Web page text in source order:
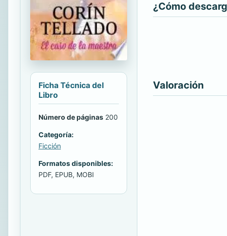
Ficha Técnica del
Libro
Número de páginas 200
Categoría:
Ficción
Formatos disponibles:
PDF, EPUB, MOBI
¿Cómo
Valoración